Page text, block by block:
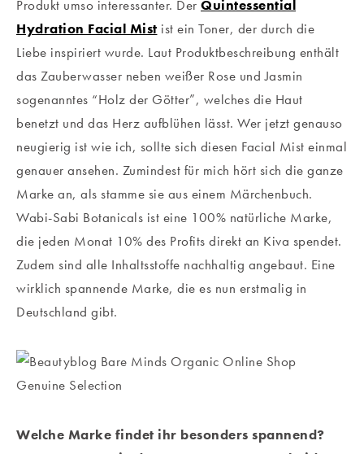
Produkt umso interessanter. Der Quintessential
Hydration Facial Mist ist ein Toner, der durch die
Liebe inspiriert wurde. Laut Produktbeschreibung enthält
das Zauberwasser neben weißer Rose und Jasmin
sogenanntes “Holz der Götter”, welches die Haut
benetzt und das Herz aufblühen lässt. Wer jetzt genauso
neugierig ist wie ich, sollte sich diesen Facial Mist einmal
genauer ansehen. Zumindest für mich hört sich die ganze
Marke an, als stamme sie aus einem Märchenbuch.
Wabi-Sabi Botanicals ist eine 100% natürliche Marke,
die jeden Monat 10% des Profits direkt an Kiva spendet.
Zudem sind alle Inhaltsstoffe nachhaltig angebaut. Eine
wirklich spannende Marke, die es nun erstmalig in
Deutschland gibt.
Welche Marke findet ihr besonders spannend?